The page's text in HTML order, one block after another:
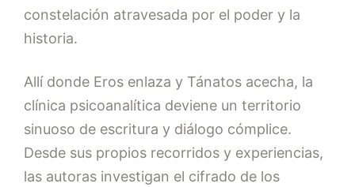
constelación atravesada por el poder y la
historia.
Allí donde Eros enlaza y Tánatos acecha, la
clínica psicoanalítica deviene un territorio
sinuoso de escritura y diálogo cómplice.
Desde sus propios recorridos y experiencias,
las autoras investigan el cifrado de los